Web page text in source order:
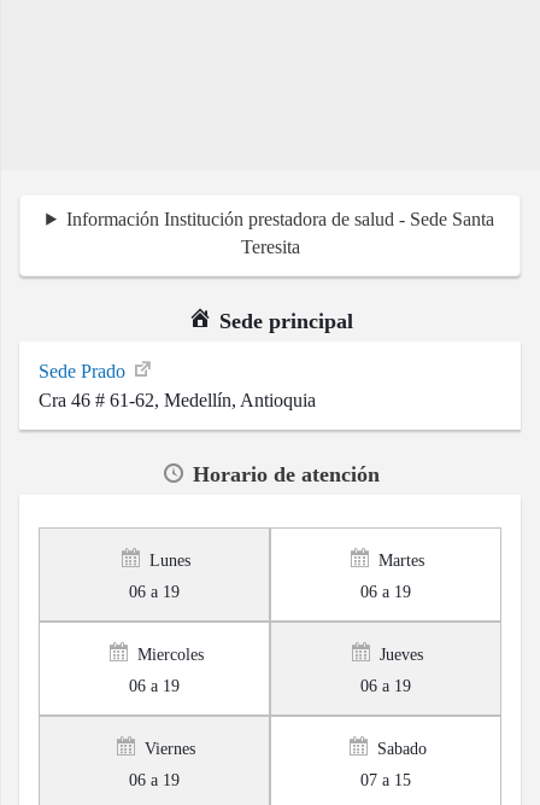
Información Institución prestadora de salud - Sede Santa
Teresita
Sede principal
Sede Prado
Cra 46 # 61-62, Medellín, Antioquia
Horario de atención
Lunes
06 a 19
Martes
06 a 19
Miercoles
06 a 19
Jueves
06 a 19
Viernes
06 a 19
Sabado
07 a 15